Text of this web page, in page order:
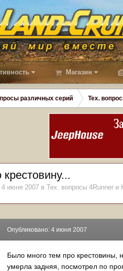
Магазин
различных серий Тех.
4 июня 2007 в Тех. вопросы 4Runner и
Опубликовано: 4 июня 2007
Было много тем про крестовины,
умерла задняя, посмотрел по